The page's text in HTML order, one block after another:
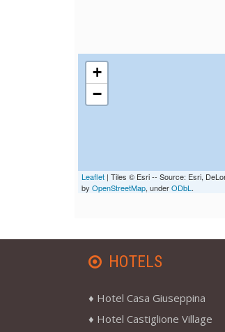
+
−
Leaflet | Tiles © Esri -- Source: Esri,
by OpenStreetMap, underODbL.
HOTELS
Hotel Casa Giuseppina
Hotel Castiglione Village